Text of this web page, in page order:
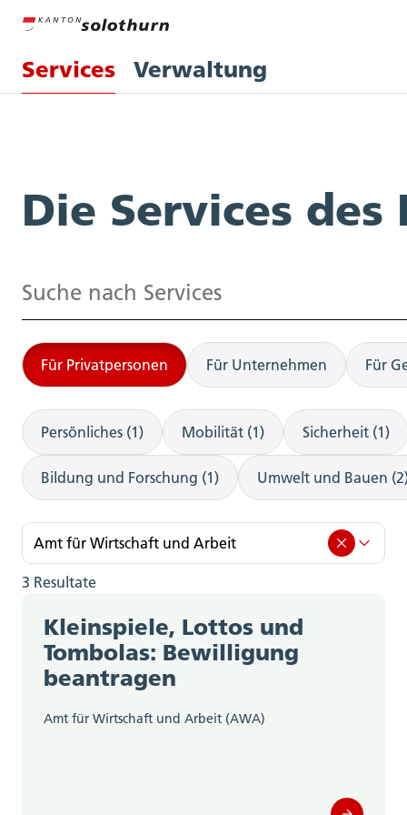
Services Verwaltung
Die Services des
Suchen
Für Privatpersonen Für Unternehmen Für
Persönliches (1) Mobilität (1) Sicherheit (1)
Bildung und Forschung (1) Umwelt und Bauen
Amt für Wirtschaft und Arbeit
Amt für Wirtschaft und Arbeit (3)
Amt für Berufsbildung, Mittel- und
Hochschulen (0)
3 Resultate
Kleinspiele, Lottos und
Tombolas: Bewilligung
beantragen
Amt für Wirtschaft und Arbeit (AWA)